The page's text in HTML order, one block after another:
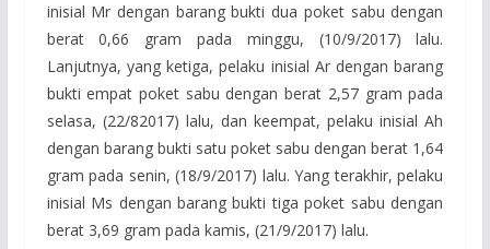
inisial Mr dengan barang bukti dua poket sabu dengan
berat 0,66 gram pada minggu, (10/9/2017) lalu.
Lanjutnya, yang ketiga, pelaku inisial Ar dengan barang
bukti empat poket sabu dengan berat 2,57 gram pada
selasa, (22/82017) lalu, dan keempat, pelaku inisial Ah
dengan barang bukti satu poket sabu dengan berat 1,64
gram pada senin, (18/9/2017) lalu. Yang terakhir, pelaku
inisial Ms dengan barang bukti tiga poket sabu dengan
berat 3,69 gram pada kamis, (21/9/2017) lalu.